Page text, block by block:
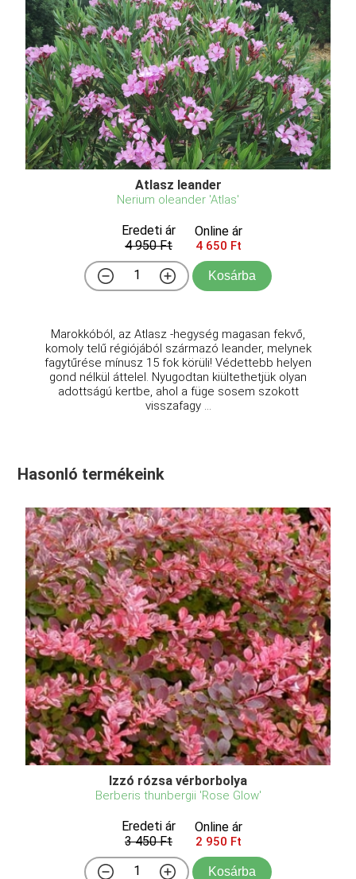
Atlasz leander
Nerium oleander 'Atlas'
Eredeti ár
4 950 Ft
Online ár
4 650 Ft
Kosárba
Marokkóból, az Atlasz -hegység magasan fekvő,
komoly telű régiójából származó leander, melynek
fagytűrése mínusz 15 fok körüli! Védettebb helyen
gond nélkül áttelel. Nyugodtan kiültethetjük olyan
adottságú kertbe, ahol a füge sosem szokott
visszafagy ...
Hasonló termékeink
Izzó rózsa vérborbolya
Berberis thunbergii 'Rose Glow'
Eredeti ár
3 450 Ft
Online ár
2 950 Ft
Kosárba